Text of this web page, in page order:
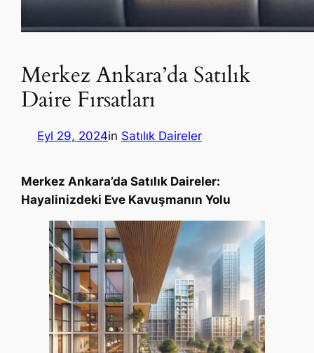
Merkez Ankara’da Satılık
Daire Fırsatları
Eyl 29, 2024in Satılık Daireler
Merkez Ankara’da Satılık Daireler:
Hayalinizdeki Eve Kavuşmanın Yolu